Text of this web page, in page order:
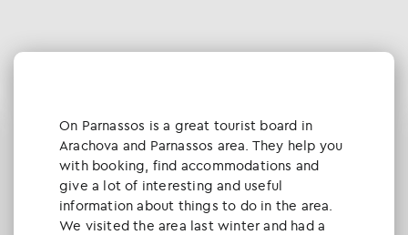
Οn Parnassos is a great tourist board in
Arachova and Parnassos area. They help you
with booking, find accommodations and
give a lot of interesting and useful
information about things to do in the area.
We visited the area last winter and had a